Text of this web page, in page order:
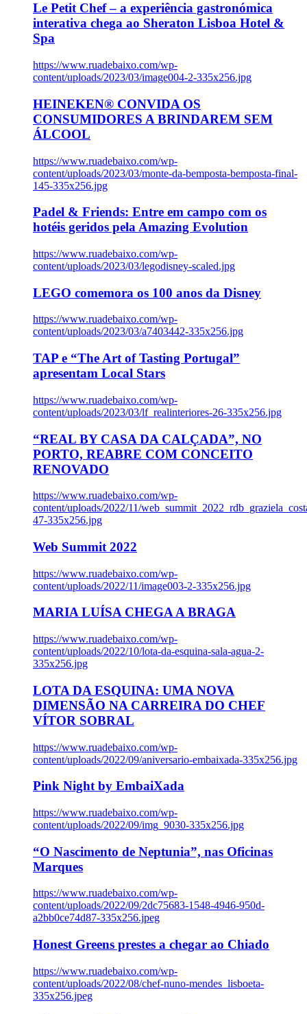
Le Petit Chef – a experiência gastronómica
interativa chega ao Sheraton Lisboa Hotel &
Spa
https://www.ruadebaixo.com/wp-
content/uploads/2023/03/image004-2-335x256.jpg
HEINEKEN® CONVIDA OS
CONSUMIDORES A BRINDAREM SEM
ÁLCOOL
https://www.ruadebaixo.com/wp-
content/uploads/2023/03/monte-da-bemposta-bemposta-final-
145-335x256.jpg
Padel & Friends: Entre em campo com os
hotéis geridos pela Amazing Evolution
https://www.ruadebaixo.com/wp-
content/uploads/2023/03/legodisney-scaled.jpg
LEGO comemora os 100 anos da Disney
https://www.ruadebaixo.com/wp-
content/uploads/2023/03/a7403442-335x256.jpg
TAP e “The Art of Tasting Portugal”
apresentam Local Stars
https://www.ruadebaixo.com/wp-
content/uploads/2023/03/lf_realinteriores-26-335x256.jpg
“REAL BY CASA DA CALÇADA”, NO
PORTO, REABRE COM CONCEITO
RENOVADO
https://www.ruadebaixo.com/wp-
content/uploads/2022/11/
47-335x256.jpg
Web Summit 2022
https://www.ruadebaixo.com/wp-
content/uploads/2022/11/image003-2-335x256.jpg
MARIA LUÍSA CHEGA A BRAGA
https://www.ruadebaixo.com/wp-
content/uploads/2022/10/lota-da-esquina-sala-agua-2-
335x256.jpg
LOTA DA ESQUINA: UMA NOVA
DIMENSÃO NA CARREIRA DO CHEF
VÍTOR SOBRAL
https://www.ruadebaixo.com/wp-
content/uploads/2022/09/aniversario-embaixada-335x256.jpg
Pink Night by EmbaiXada
https://www.ruadebaixo.com/wp-
content/uploads/2022/09/img_9030-335x256.jpg
“O Nascimento de Neptunia”, nas Oficinas
Marques
https://www.ruadebaixo.com/wp-
content/uploads/2022/09/2dc75683-1548-4946-950d-
a2bb0ce74d87-335x256.jpeg
Honest Greens prestes a chegar ao Chiado
https://www.ruadebaixo.com/wp-
content/uploads/2022/08/chef-nuno-mendes_lisboeta-
335x256.jpeg